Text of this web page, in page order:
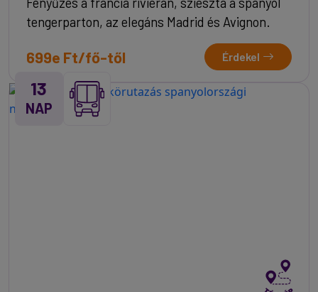
tengerparton, az elegáns Madrid és Avignon.
699e Ft/fő-től Érdekel
13
NAP